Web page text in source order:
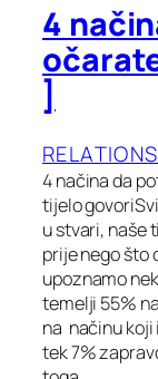
4
]
4 načina da
tijelo
u stvari, naše
prije nego što
upoznamo
temelji 55%
na načinu koji
tek 7%